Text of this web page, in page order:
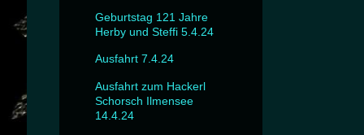
Geburtstag 121 Jahre
Herby und Steffi 5.4.24
Ausfahrt 7.4.24
Ausfahrt zum Hackerl
Schorsch Ilmensee
14.4.24